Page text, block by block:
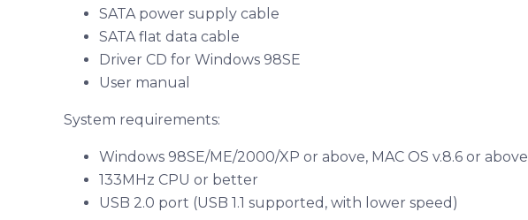
SATA power supply cable
SATA flat data cable
Driver CD for Windows 98SE
User manual
System requirements:
Windows 98SE/ME/2000/XP or above, MAC OS v.8.6 or above
133MHz CPU or better
USB 2.0 port (USB 1.1 supported, with lower speed)